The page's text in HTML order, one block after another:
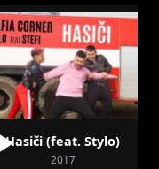
Hasiči (feat. Stylo)
2017